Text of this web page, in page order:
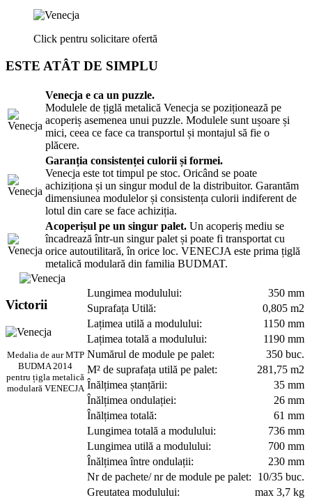
Click pentru solicitare ofertă
ESTE ATÂT DE SIMPLU
Venecja e ca un puzzle.
Modulele de țiglă metalică Venecja se poziționează pe
acoperiș asemenea unui puzzle. Modulele sunt ușoare și
mici, ceea ce face ca transportul și montajul să fie o
plăcere.
Garanția consistenței culorii și formei.
Venecja este tot timpul pe stoc. Oricând se poate
achiziționa și un singur modul de la distribuitor. Garantăm
dimensiunea modulelor și consistența culorii indiferent de
lotul din care se face achiziția.
Acoperișul pe un singur palet. Un acoperiș mediu se
încadrează într-un singur palet și poate fi transportat cu
orice autoutilitară, în orice loc. VENECJA este prima țiglă
metalică modulară din familia BUDMAT.
Lungimea modulului:
350 mm
Suprafața Utilă:
0,805 m2
Lațimea utilă a modulului:
1150 mm
Lațimea totală a modulului:
1190 mm
Numărul de module pe palet:
350 buc.
M² de suprafața utilă pe palet:
281,75 m2
Înălțimea ștanțării:
35 mm
Înălțimea ondulației:
26 mm
Înălțimea totală:
61 mm
Lungimea totală a modulului:
736 mm
Lungimea utilă a modulului:
700 mm
Înălțimea între ondulații:
230 mm
Nr de pachete/ nr de module pe palet:
10/35 buc.
Greutatea modulului:
max 3,7 kg
Victorii
Medalia de aur MTP
BUDMA 2014
pentru țigla metalică
modulară VENECJA